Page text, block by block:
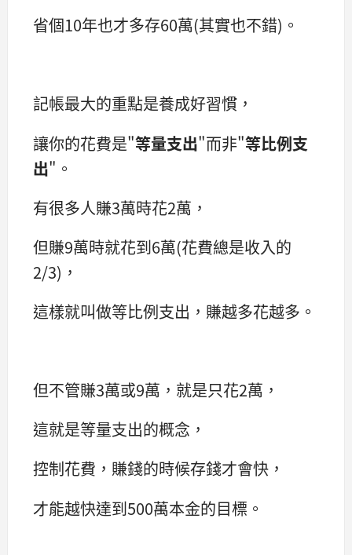
省個10年也才多存60萬(其實也不錯)。
記帳最大的重點是養成好習慣，
讓你的花費是"等量支出"而非"等比例支
出"。
有很多人賺3萬時花2萬，
但賺9萬時就花到6萬(花費總是收入的
2/3)，
這樣就叫做等比例支出，賺越多花越多。
但不管賺3萬或9萬，就是只花2萬，
這就是等量支出的概念，
控制花費，賺錢的時候存錢才會快，
才能越快達到500萬本金的目標。